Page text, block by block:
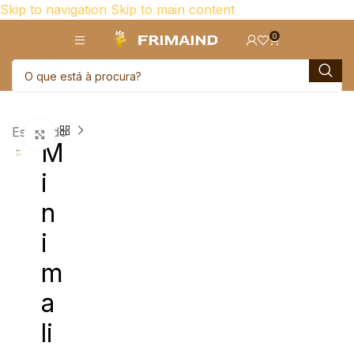
Skip to navigation Skip to main content
0
EsgotadoClick para aumentar
M
i
n
i
m
a
li